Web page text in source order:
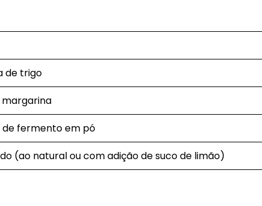
de trigo
de fermento em pó
(ao natural ou com adição de suco de limão)